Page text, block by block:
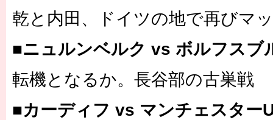
乾と内田、ドイツの地で再びマ
■ニュルンベルク vs ボルフスブ
転機となるか。長谷部の古巣戦
■カーディフ vs マンチェスター